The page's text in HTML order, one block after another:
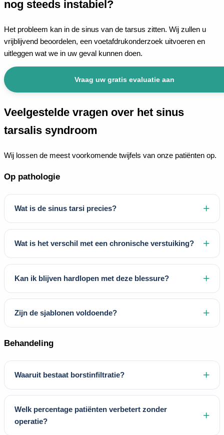
nog steeds instabiel?
Het probleem kan in de sinus van de tarsus zitten. Wij zullen u
vrijblijvend beoordelen, een voetafdrukonderzoek uitvoeren en
uitleggen wat we in uw geval kunnen doen.
Vraag uw gratis evaluatie aan
Veelgestelde vragen over het sinus
tarsalis syndroom
Wij lossen de meest voorkomende twijfels van onze patiënten op.
Op pathologie
Wat is de sinus tarsi precies?
Wat is het verschil met een chronische verstuiking?
Kan ik blijven hardlopen met deze blessure?
Zijn de sjablonen voldoende?
Behandeling
Waaruit bestaat borstinfiltratie?
Welk percentage patiënten verbetert zonder
operatie?